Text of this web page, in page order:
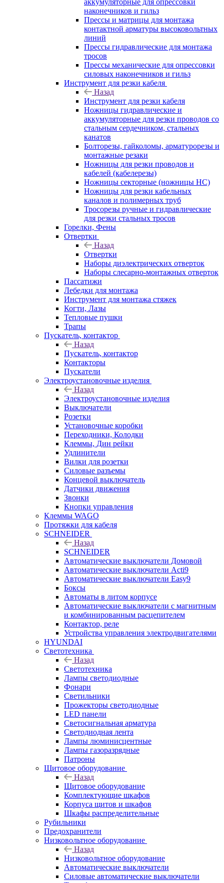
аккумуляторные для опрессовки
наконечников и гильз
Прессы и матрицы для монтажа
контактной арматуры высоковольтных
линий
Прессы гидравлические для монтажа
тросов
Прессы механические для опрессовки
силовых наконечников и гильз
Инструмент для резки кабеля
Назад
Инструмент для резки кабеля
Ножницы гидравлические и
аккумуляторные для резки проводов со
стальным сердечником, стальных
канатов
Болторезы, гайколомы, арматурорезы и
монтажные резаки
Ножницы для резки проводов и
кабелей (кабелерезы)
Ножницы секторные (ножницы НС)
Ножницы для резки кабельных
каналов и полимерных труб
Тросорезы ручные и гидравлические
для резки стальных тросов
Горелки, Фены
Отвертки
Назад
Отвертки
Наборы диэлектрических отверток
Наборы слесарно-монтажных отверток
Пассатижи
Лебедки для монтажа
Инструмент для монтажа стяжек
Когти, Лазы
Тепловые пушки
Трапы
Пускатель, контактор
Назад
Пускатель, контактор
Контакторы
Пускатели
Электроустановочные изделия
Назад
Электроустановочные изделия
Выключатели
Розетки
Установочные коробки
Переходники, Колодки
Клеммы, Дин рейки
Удлинители
Вилки для розетки
Силовые разъемы
Концевой выключатель
Датчики движения
Звонки
Кнопки управления
Клеммы WAGO
Протяжки для кабеля
SCHNEIDER
Назад
SCHNEIDER
Автоматические выключатели Домовой
Автоматические выключатели Acti9
Автоматические выключатели Easy9
Боксы
Автоматы в литом корпусе
Автоматические выключатели с магнитным
и комбинированным расцепителем
Контактор, реле
Устройства управления электродвигателями
HYUNDAI
Светотехника
Назад
Светотехника
Лампы светодиодные
Фонари
Светильники
Прожекторы светодиодные
LED панели
Светосигнальная арматура
Светодиодная лента
Лампы люминисцентные
Лампы газоразрядные
Патроны
Щитовое оборудование
Назад
Щитовое оборудование
Комплектующие шкафов
Корпуса щитов и шкафов
Шкафы распределительные
Рубильники
Предохранители
Низковольтное оборудование
Назад
Низковольтное оборудование
Автоматические выключатели
Силовые автоматические выключатели